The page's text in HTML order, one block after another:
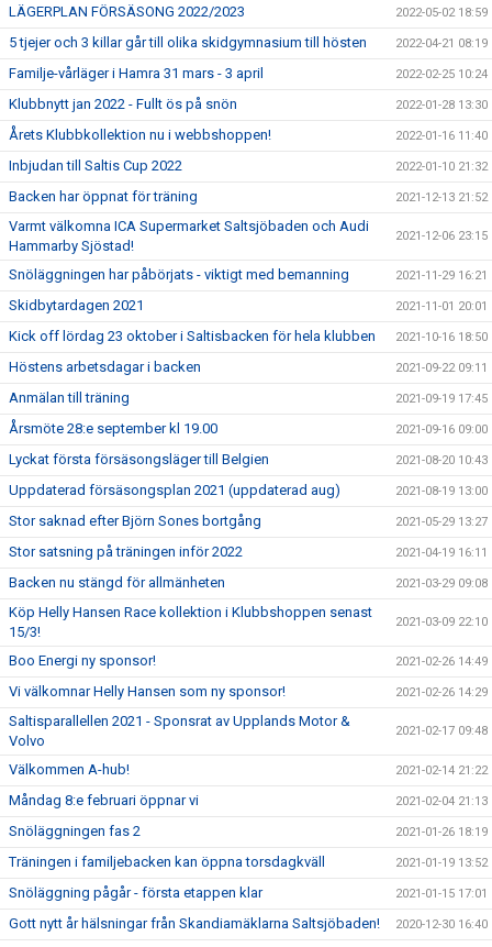
LÄGERPLAN FÖRSÄSONG 2022/2023 2022-05-02 18:59
5 tjejer och 3 killar går till olika skidgymnasium till hösten 2022-04-21 08:19
Familje-vårläger i Hamra 31 mars - 3 april 2022-02-25 10:24
Klubbnytt jan 2022 - Fullt ös på snön 2022-01-28 13:30
Årets Klubbkollektion nu i webbshoppen! 2022-01-16 11:40
Inbjudan till Saltis Cup 2022 2022-01-10 21:32
Backen har öppnat för träning 2021-12-13 21:52
Varmt välkomna ICA Supermarket Saltsjöbaden och Audi
Hammarby Sjöstad!
2021-12-06 23:15
Snöläggningen har påbörjats - viktigt med bemanning 2021-11-29 16:21
Skidbytardagen 2021 2021-11-01 20:01
Kick off lördag 23 oktober i Saltisbacken för hela klubben 2021-10-16 18:50
Höstens arbetsdagar i backen 2021-09-22 09:11
Anmälan till träning 2021-09-19 17:45
Årsmöte 28:e september kl 19.00 2021-09-16 09:00
Lyckat första försäsongsläger till Belgien 2021-08-20 10:43
Uppdaterad försäsongsplan 2021 (uppdaterad aug) 2021-08-19 13:00
Stor saknad efter Björn Sones bortgång 2021-05-29 13:27
Stor satsning på träningen inför 2022 2021-04-19 16:11
Backen nu stängd för allmänheten 2021-03-29 09:08
Köp Helly Hansen Race kollektion i Klubbshoppen senast
15/3!
2021-03-09 22:10
Boo Energi ny sponsor! 2021-02-26 14:49
Vi välkomnar Helly Hansen som ny sponsor! 2021-02-26 14:29
Saltisparallellen 2021 - Sponsrat av Upplands Motor &
Volvo
2021-02-17 09:48
Välkommen A-hub! 2021-02-14 21:22
Måndag 8:e februari öppnar vi 2021-02-04 21:13
Snöläggningen fas 2 2021-01-26 18:19
Träningen i familjebacken kan öppna torsdagkväll 2021-01-19 13:52
Snöläggning pågår - första etappen klar 2021-01-15 17:01
Gott nytt år hälsningar från Skandiamäklarna Saltsjöbaden! 2020-12-30 16:40